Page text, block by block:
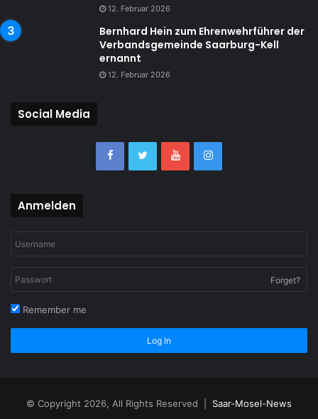
12. Februar 2026
Bernhard Hein zum Ehrenwehrführer der
Verbandsgemeinde Saarburg-Kell
ernannt
12. Februar 2026
Social Media
Anmelden
Forget?
Remember me
Log In
© Copyright 2026, All Rights Reserved | Saar-Mosel-News